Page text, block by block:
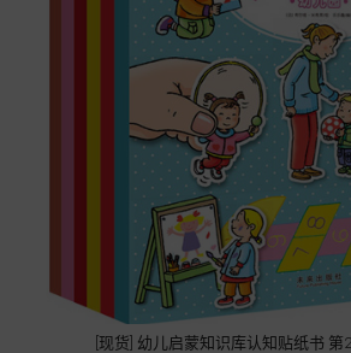
[现货] 幼儿启蒙知识库认知贴纸书 第